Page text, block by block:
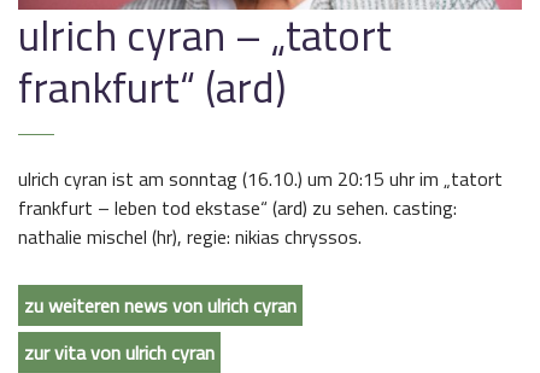
ulrich cyran – „tatort
frankfurt“ (ard)
ulrich cyran ist am sonntag (16.10.) um 20:15 uhr im „tatort
frankfurt – leben tod ekstase“ (ard) zu sehen. casting:
nathalie mischel (hr), regie: nikias chryssos.
zu weiteren news von ulrich cyran
zur vita von ulrich cyran